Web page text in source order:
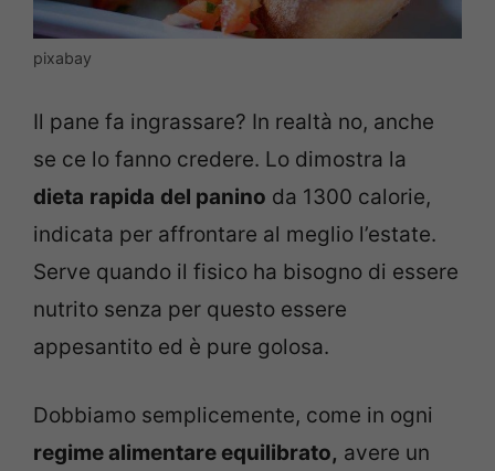
pixabay
Il pane fa ingrassare? In realtà no, anche
se ce lo fanno credere. Lo dimostra la
dieta rapida del panino da 1300 calorie,
indicata per affrontare al meglio l’estate.
Serve quando il fisico ha bisogno di essere
nutrito senza per questo essere
appesantito ed è pure golosa.
Dobbiamo semplicemente, come in ogni
regime alimentare equilibrato, avere un